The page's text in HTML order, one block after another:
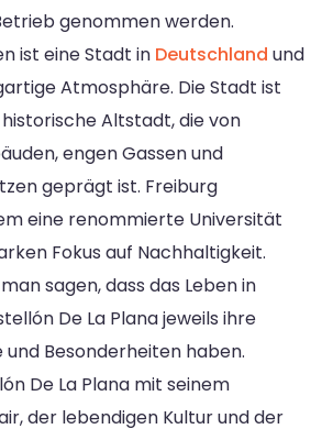
genommen werden.
ist eine Stadt in Deutschland und
Atmosphäre. Die Stadt ist
Altstadt, die von
engen Gassen und
geprägt ist. Freiburg
eine renommierte Universität
Fokus auf Nachhaltigkeit.
sagen, dass das Leben in
De La Plana jeweils ihre
und Besonderheiten haben.
De La Plana mit seinem
der lebendigen Kultur und der